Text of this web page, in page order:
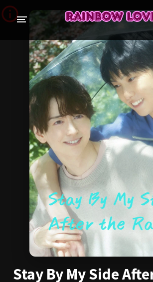
CINE SUNTEM?
BLOG
ÎN LUCRU
PROIECTE
TRADUSE COMPLET GL (Girls'
ANIME FILME
EMISIUNI
COLECȚII LGBTQ
BL Thailanda BL Coreea
BL Japonia
Bromance / BL China BL Vietnam
BL Philipine Cupluri
Stay By My Side